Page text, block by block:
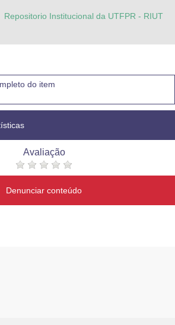
Repositorio Institucional da UTFPR - RIUT
do item
Avaliação
Denunciar conteúdo